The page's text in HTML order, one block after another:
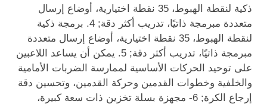
ذكية لنقطة الهبوط، 35 نقطة اختيارية، أوضاع إرسال
متعددة مبرمجة ذاتيًا، تدريب أكثر دقة; 4. برمجة ذكية
لنقطة الهبوط، 35 نقطة اختيارية، أوضاع إرسال متعددة
مبرمجة ذاتيًا، تدريب أكثر دقة; 5. يمكن أن يساعد اللاعبين
على توحيد الحركات الأساسية لممارسة الضربات الأمامية
والخلفية وخطوات القدمين وحركة القدمين، وتحسين دقة
إرجاع الكرة; 6- مجهزة بسلة تخزين ذات سعة كبيرة،